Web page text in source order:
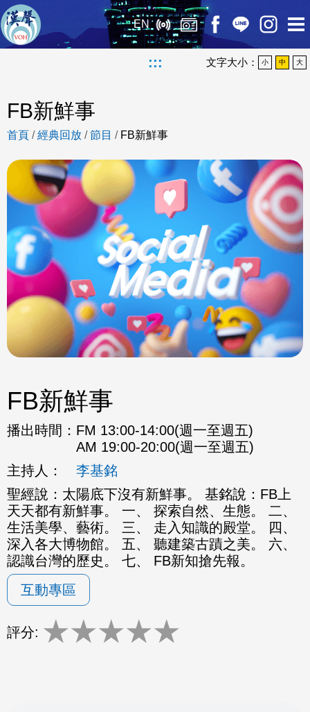
EN
::: 文字大小： 小 中 大
FB新鮮事
首頁 /經典回放 /節目 / FB新鮮事
FB新鮮事
播出時間： FM 13:00-14:00(週一至週五)
AM 19:00-20:00(週一至週五)
主持人：
李基銘
聖經說：太陽底下沒有新鮮事。 基銘說：FB上
天天都有新鮮事。 一、 探索自然、生態。 二、
生活美學、藝術。 三、 走入知識的殿堂。 四、
深入各大博物館。 五、 聽建築古蹟之美。 六、
認識台灣的歷史。 七、 FB新知搶先報。
互動專區
評分: ★★★★★